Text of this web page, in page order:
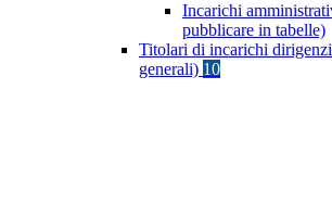
Incarichi
pubblicare in tabelle)
Titolari di incarichi
generali) 10